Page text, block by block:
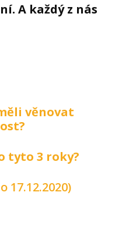
A každý z nás
věnovat
tyto 3 roky?
17.12.2020)